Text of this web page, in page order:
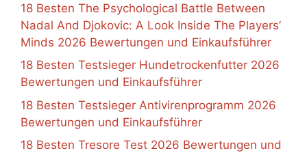
18 Besten The Psychological Battle Between
Nadal And Djokovic: A Look Inside The Players’
Minds 2026 Bewertungen und Einkaufsführer
18 Besten Testsieger Hundetrockenfutter 2026
Bewertungen und Einkaufsführer
18 Besten Testsieger Antivirenprogramm 2026
Bewertungen und Einkaufsführer
18 Besten Tresore Test 2026 Bewertungen und